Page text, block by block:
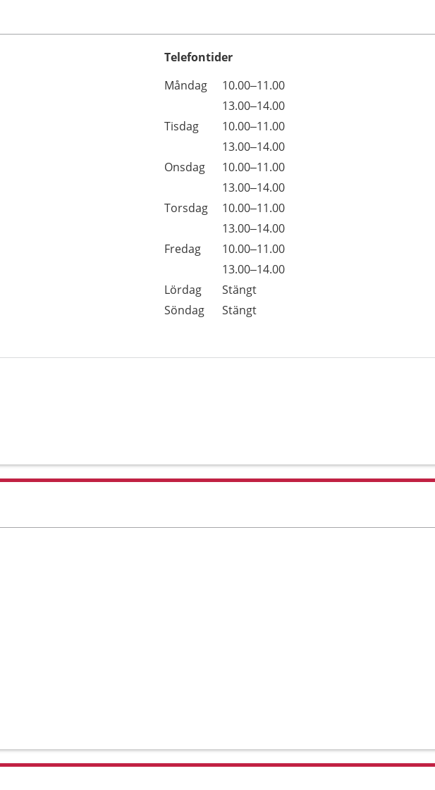
Telefontider
Dag
Öppettider
Kommentarer
Måndag
10.00–11.00
13.00–14.00
Tisdag
10.00–11.00
13.00–14.00
Onsdag
10.00–11.00
13.00–14.00
Torsdag
10.00–11.00
13.00–14.00
Fredag
10.00–11.00
13.00–14.00
Lördag
Stängt
Söndag
Stängt